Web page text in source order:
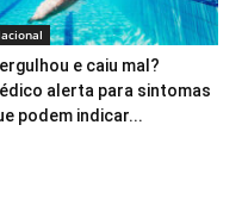
e caiu mal?
alerta para sintomas
podem indicar...